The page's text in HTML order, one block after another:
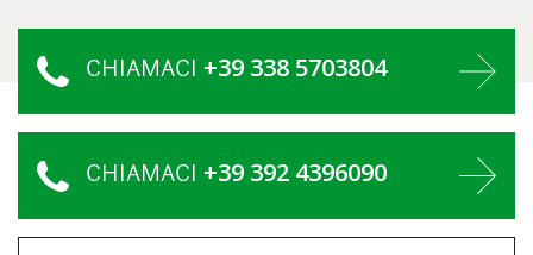
CHIAMACI +39 338 5703804
CHIAMACI +39 392 4396090